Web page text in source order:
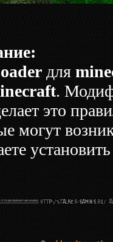
для
.
это
могут